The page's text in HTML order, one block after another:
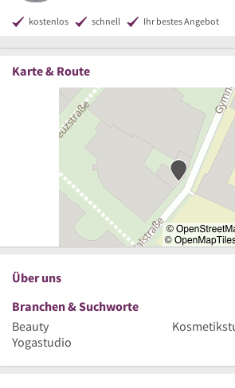
kostenlos schnell Ihr bestes Angebot
Karte & Route
Über uns
Branchen & Suchworte
Beauty
Yogastudio